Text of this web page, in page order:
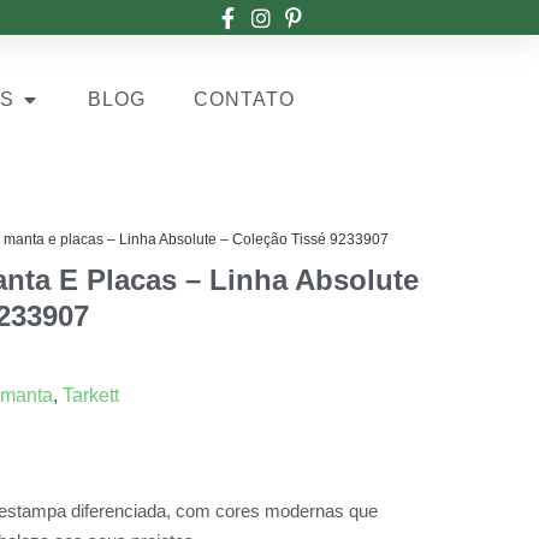
BLOG CONTATO
manta e placas – Linha Absolute – Coleção Tissé 9233907
E Placas – Linha Absolute
, Tarkett
diferenciada, com cores modernas que